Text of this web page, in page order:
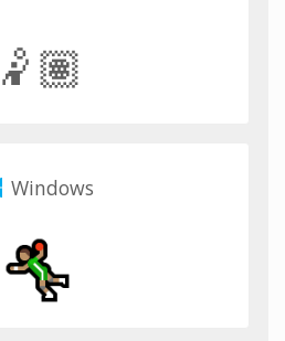
🤾🏽
Windows